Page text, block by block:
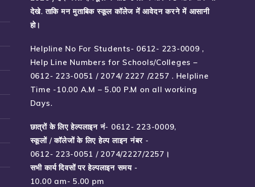
देखे. ताकि मन मुताबिक स्कूल कॉलेज में आवेदन करने में आसानी
हो।
Helpline No For Students- 0612- 223-0009 ,
Help Line Numbers for Schools/Colleges –
0612- 223-0051 / 2074/ 2227 /2257 . Helpline
Time -10.00 A.M – 5.00 P.M on all working
Days.
छात्रों के लिए हेल्पलाइन नं- 0612- 223-0009,
स्कूलों / कॉलेजों के लिए हेल्प लाइन नंबर -
0612- 223-0051 / 2074/2227/2257।
सभी कार्य दिवसों पर हेल्पलाइन समय -
10.00 am- 5.00 pm